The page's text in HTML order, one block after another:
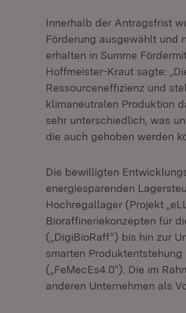
Innerhalb der Antragsfrist
Förderung ausgewählt und
erhalten in Summe
Hoffmeister-Kraut sagte:
Ressourceneffizienz und
klimaneutralen Produktion
sehr unterschiedlich, was
die auch gehoben werden
Die bewilligten
energiesparenden
Hochregallager (Projekt
Bioraffineriekonzepten für
(„DigiBioRaff“) bis hin zur
smarten
(„FeMecEs4.0“). Die im
anderen Unternehmen als